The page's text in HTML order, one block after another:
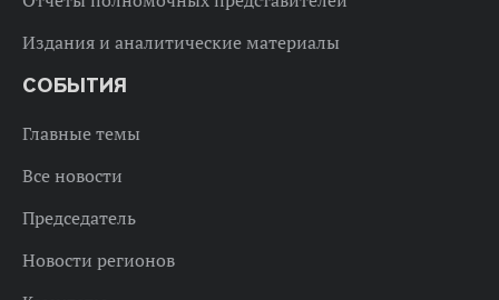
Издания и аналитические материалы
СОБЫТИЯ
Главные темы
Все новости
Председатель
Новости регионов